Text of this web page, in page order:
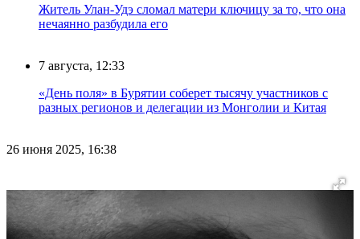
Житель Улан-Удэ сломал матери ключицу за то, что она
нечаянно разбудила его
7 августа, 12:33
«День поля» в Бурятии соберет тысячу участников с
разных регионов и делегации из Монголии и Китая
26 июня 2025, 16:38